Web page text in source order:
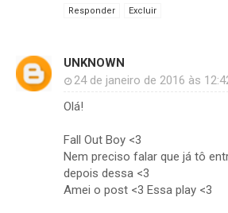
Responder Excluir
UNKNOWN
24 de janeiro de 2016 às
Olá!
Fall Out Boy <3
Nem preciso falar que já tô
depois dessa <3
Amei o post <3 Essa play <3